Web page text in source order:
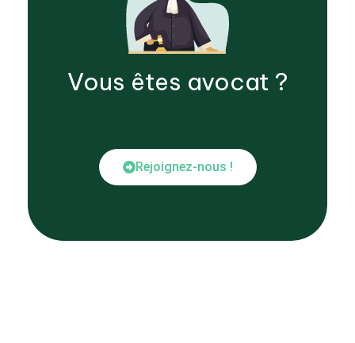
Vous êtes avocat ?
Rejoignez-nous !